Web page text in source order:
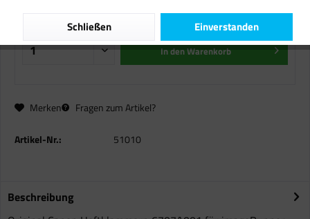
Sofort versandfertig, Lieferzeit ca. 1-2 Werktage
In denWarenkorb
Merken Fragen zum Artikel?
Artikel-Nr.: 51010
Beschreibung
Einverstanden
Schließen